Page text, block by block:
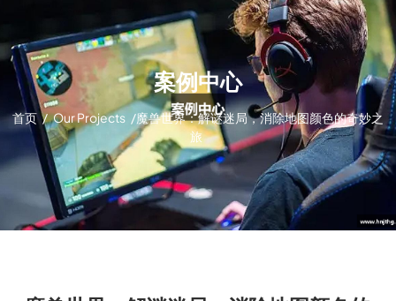
案例中心
首页 / Our Projects /魔兽世界：解谜迷局，消除地图颜色的奇妙之
旅